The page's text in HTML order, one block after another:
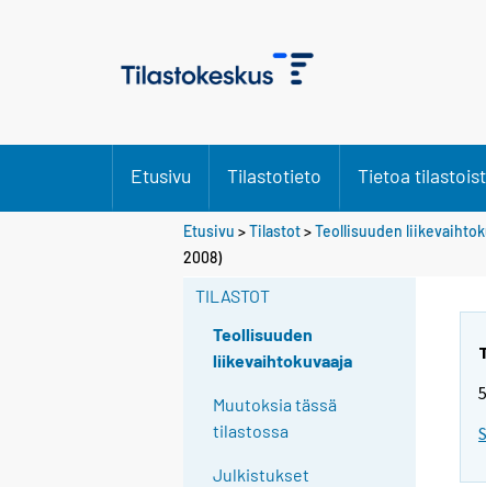
Etusivu Tilastotieto Tietoa
Etusivu >Tilastot>Teollisuuden
2008)
TILASTOT
Teollisuuden
liikevaihtokuvaaja
Muutoksia tässä
tilastossa
Julkistukset